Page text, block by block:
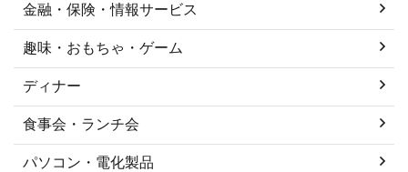
金融・保険・情報サービス
趣味・おもちゃ・ゲーム
ディナー
食事会・ランチ会
パソコン・電化製品